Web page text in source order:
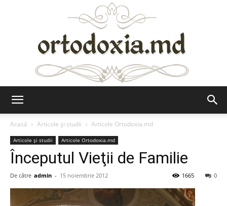
Acasă
Articole şi studii Articole Ortodoxia.md
Articole şi studii Articole Ortodoxia.md
Începutul Vieţii de Familie
De către admin - 15 noiembrie 2012 0
1665